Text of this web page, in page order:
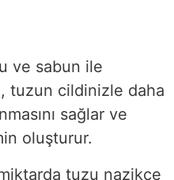
ve sabun ile
tuzun cildinizle daha
sağlar ve
oluşturur.
tuzu nazikçe